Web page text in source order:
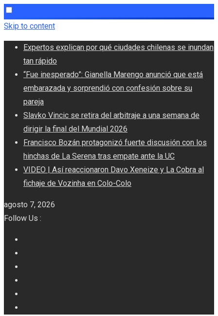
Skip to content
Expertos explican por qué ciudades chilenas se inundan
tan rápido
“Fue inesperado”: Gianella Marengo anunció que está
embarazada y sorprendió con confesión sobre su
pareja
Slavko Vincic se retira del arbitraje a una semana de
dirigir la final del Mundial 2026
Francisco Bozán protagonizó fuerte discusión con los
hinchas de La Serena tras empate ante la UC
VIDEO | Así reaccionaron Davo Xeneize y La Cobra al
fichaje de Vozinha en Colo-Colo
agosto 7, 2026
Follow Us :